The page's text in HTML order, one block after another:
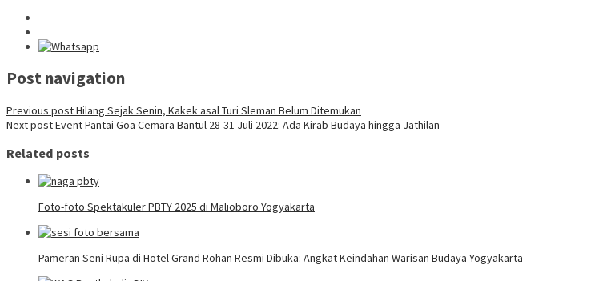
Post navigation
Previous postHilang Sejak Senin, Kakek asal Turi Sleman Belum Ditemukan
Next postEvent Pantai Goa Cemara Bantul 28-31 Juli 2022: Ada Kirab Budaya hingga Jathilan
Related posts
Foto-foto Spektakuler PBTY 2025 di Malioboro Yogyakarta
Pameran Seni Rupa di Hotel Grand Rohan Resmi Dibuka: Angkat Keindahan Warisan Budaya Yogyakarta